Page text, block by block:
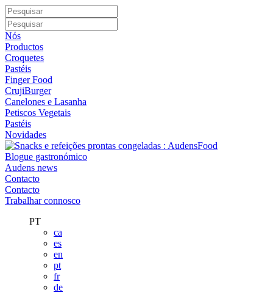
Nós
Productos
Croquetes
Pastéis
Finger Food
CrujiBurger
Canelones e Lasanha
Petiscos Vegetais
Pastéis
Novidades
Blogue gastronómico
Audens news
Contacto
Contacto
Trabalhar connosco
PT
ca
es
en
pt
fr
de